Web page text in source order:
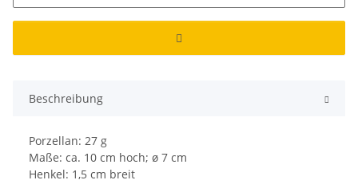
Beschreibung
Porzellan: 27 g
Maße: ca. 10 cm hoch; ø 7 cm
Henkel: 1,5 cm breit